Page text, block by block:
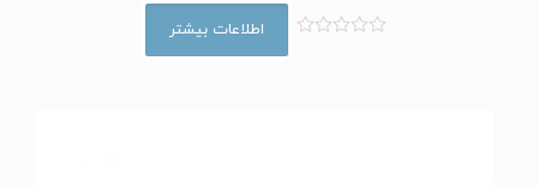
اطلاعات بیشتر